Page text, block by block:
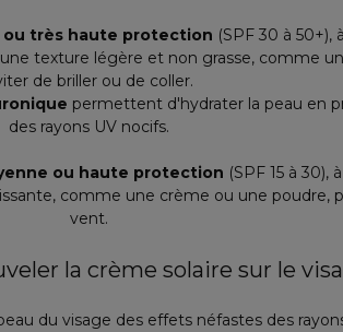
ou très haute protection (SPF 30 à
une texture légère et non grasse, comme
de briller ou de coller.
permettent d'hydrater la peau en
des rayons UV nocifs.
ou haute protection (SPF 15 à 30),
comme une crème ou une poudre,
vent.
la crème solaire sur le
du visage des effets néfastes des